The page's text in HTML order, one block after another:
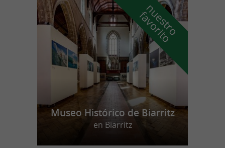
n
u
e
s
t
r
o
f
a
v
o
r
i
t
o
Museo Histórico de Biarritz
en Biarritz